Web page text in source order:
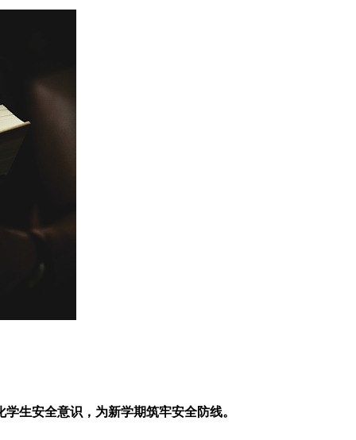
生安全意识，为新学期筑牢安全防线。